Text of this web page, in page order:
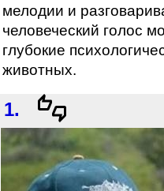
мелодии и
человеческий голос
глубокие
животных.
1.